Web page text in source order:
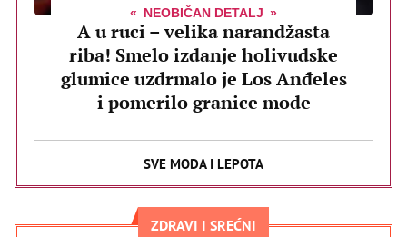
NEOBIČAN DETALJ
A u ruci – velika narandžasta
riba! Smelo izdanje holivudske
glumice uzdrmalo je Los Anđeles
i pomerilo granice mode
SVE MODA I LEPOTA
ZDRAVI I SREĆNI